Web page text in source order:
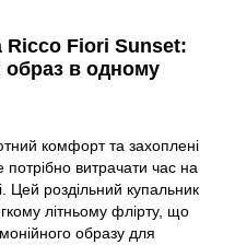
Ricco Fiori Sunset:
в одному
комфорт та захоплені
витрачати час на
Цей роздільний купальник
літньому флірту, що
образу для